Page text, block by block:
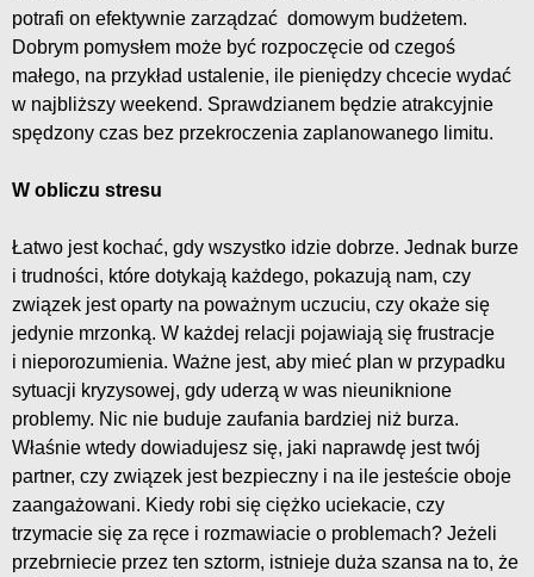
potrafi on efektywnie zarządzać domowym budżetem.
Dobrym pomysłem może być rozpoczęcie od czegoś
małego, na przykład ustalenie, ile pieniędzy chcecie wydać
w najbliższy weekend. Sprawdzianem będzie atrakcyjnie
spędzony czas bez przekroczenia zaplanowanego limitu.
W obliczu stresu
Łatwo jest kochać, gdy wszystko idzie dobrze. Jednak burze
i trudności, które dotykają każdego, pokazują nam, czy
związek jest oparty na poważnym uczuciu, czy okaże się
jedynie mrzonką. W każdej relacji pojawiają się frustracje
i nieporozumienia. Ważne jest, aby mieć plan w przypadku
sytuacji kryzysowej, gdy uderzą w was nieuniknione
problemy. Nic nie buduje zaufania bardziej niż burza.
Właśnie wtedy dowiadujesz się, jaki naprawdę jest twój
partner, czy związek jest bezpieczny i na ile jesteście oboje
zaangażowani. Kiedy robi się ciężko uciekacie, czy
trzymacie się za ręce i rozmawiacie o problemach? Jeżeli
przebrniecie przez ten sztorm, istnieje duża szansa na to, że